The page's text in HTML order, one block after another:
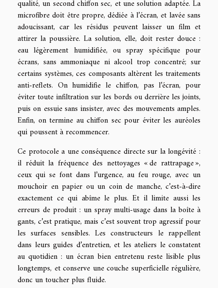
qualité, un second chiffon sec, et une solution adaptée. La
microfibre doit être propre, dédiée à l’écran, et lavée sans
adoucissant, car les résidus peuvent laisser un film et
attirer la poussière. La solution, elle, doit rester douce :
eau légèrement humidifiée, ou spray spécifique pour
écrans, sans ammoniaque ni alcool trop concentré; sur
certains systèmes, ces composants altèrent les traitements
anti-reflets. On humidifie le chiffon, pas l’écran, pour
éviter toute infiltration sur les bords ou derrière les joints,
puis on essuie sans insister, avec des mouvements amples.
Enfin, on termine au chiffon sec pour éviter les auréoles
qui poussent à recommencer.
Ce protocole a une conséquence directe sur la longévité :
il réduit la fréquence des nettoyages « de rattrapage »,
ceux qui se font dans l’urgence, au feu rouge, avec un
mouchoir en papier ou un coin de manche, c’est-à-dire
exactement ce qui abîme le plus. Et il limite aussi les
erreurs de produit : un spray multi-usage dans la boîte à
gants, c’est pratique, mais c’est souvent trop agressif pour
les surfaces sensibles. Les constructeurs le rappellent
dans leurs guides d’entretien, et les ateliers le constatent
au quotidien : un écran bien entretenu reste lisible plus
longtemps, et conserve une couche superficielle régulière,
donc un toucher plus fluide.